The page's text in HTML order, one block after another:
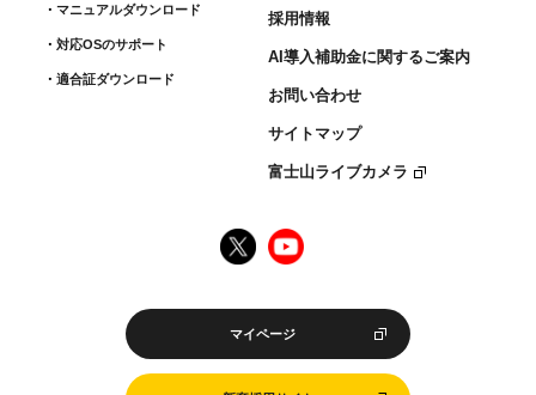
マニュアルダウンロード
対応OSのサポート
適合証ダウンロード
採用情報
AI導入補助金に関するご案内
お問い合わせ
サイトマップ
富士山ライブカメラ
マイページ